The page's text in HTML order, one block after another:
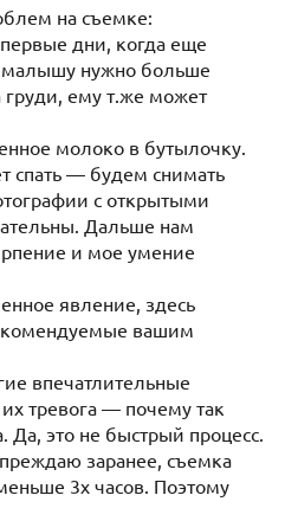
на съемке:
дни, когда еще
малышу нужно больше
груди, ему т.же может
молоко в бутылочку.
— будем снимать
с открытыми
Дальше нам
и мое умение
явление, здесь
вашим
впечатлительные
тревога — почему так
Да, это не быстрый процесс.
заранее, съемка
3х часов. Поэтому